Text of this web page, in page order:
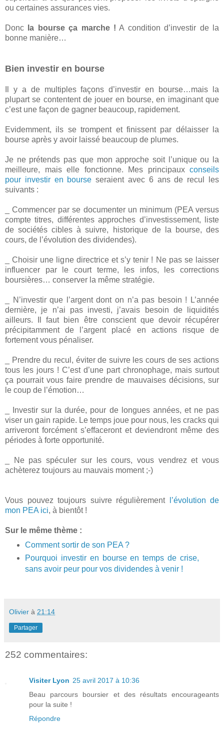
ou certaines assurances vies.
Donc la bourse ça marche ! A condition d’investir de la
bonne manière…
Bien investir en bourse
Il y a de multiples façons d’investir en bourse…mais la
plupart se contentent de jouer en bourse, en imaginant que
c’est une façon de gagner beaucoup, rapidement.
Evidemment, ils se trompent et finissent par délaisser la
bourse après y avoir laissé beaucoup de plumes.
Je ne prétends pas que mon approche soit l’unique ou la
meilleure, mais elle fonctionne. Mes principaux conseils
pour investir en bourse seraient avec 6 ans de recul les
suivants :
_ Commencer par se documenter un minimum (PEA versus
compte titres, différentes approches d’investissement, liste
de sociétés cibles à suivre, historique de la bourse, des
cours, de l’évolution des dividendes).
_ Choisir une ligne directrice et s’y tenir ! Ne pas se laisser
influencer par le court terme, les infos, les corrections
boursières… conserver la même stratégie.
_ N’investir que l’argent dont on n’a pas besoin ! L’année
dernière, je n’ai pas investi, j’avais besoin de liquidités
ailleurs. Il faut bien être conscient que devoir récupérer
précipitamment de l’argent placé en actions risque de
fortement vous pénaliser.
_ Prendre du recul, éviter de suivre les cours de ses actions
tous les jours ! C’est d’une part chronophage, mais surtout
ça pourrait vous faire prendre de mauvaises décisions, sur
le coup de l’émotion…
_ Investir sur la durée, pour de longues années, et ne pas
viser un gain rapide. Le temps joue pour nous, les cracks qui
arriveront forcément s’effaceront et deviendront même des
périodes à forte opportunité.
_ Ne pas spéculer sur les cours, vous vendrez et vous
achèterez toujours au mauvais moment ;-)
Vous pouvez toujours suivre régulièrement
l’évolution de
mon PEA ici, à bientôt !
Sur le même thème :
Comment sortir de son PEA ?
Pourquoi investir en bourse en temps de crise,
sans avoir peur pour vos dividendes à venir !
Olivier à 21:14
Partager
252 commentaires:
Visiter Lyon 25 avril 2017 à 10:36
Beau parcours boursier et des résultats encourageants
pour la suite !
Répondre